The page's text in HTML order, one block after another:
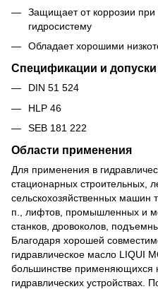
Защищает от коррозии
гидросистему
Обладает хорошими
Спецификации и допуски
DIN 51 524
HLP 46
SEB 181 222
Области применения
Для применения в
стационарных строительных,
сельскохозяйственных машин
п., лифтов, промышленных и
станков, дровоколов,
Благодаря хорошей
гидравлическое масло LIQUI
большинстве применяющихся
гидравлических устройствах.